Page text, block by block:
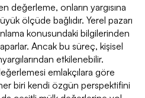
değerleme, onların yargısına
ölçüde bağlıdır. Yerel pazarı
konusundaki bilgilerinden
Ancak bu süreç, kişisel
etkilenebilir.
emlakçılara göre
biri kendi özgün perspektifini